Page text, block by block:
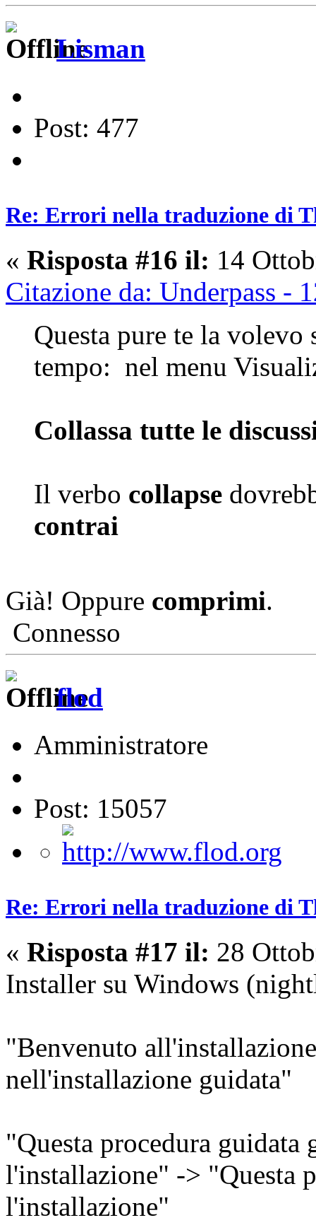
Lisman
Post: 477
Re: Errori nella traduzione di
« Risposta #16 il: 14
Citazione da: Underpass -
Questa pure te la volevo
tempo: nel menu
Collassa tutte le
Il verbo collapse
contrai
Già! Oppure comprimi.
Connesso
flod
Amministratore
Post: 15057
Re: Errori nella traduzione di
« Risposta #17 il: 28
Installer su Windows
"Benvenuto
nell'installazione guidata"
"Questa procedura guidata
l'installazione" -> "Questa
l'installazione"